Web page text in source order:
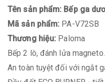
Tên sản phẩm: Bếp ga
Mã sản phẩm: PA-V72SB
Thương hiệu: Paloma
Bếp 2 lò, đánh lửa magneto.
An toàn tuyệt đối với ngắt